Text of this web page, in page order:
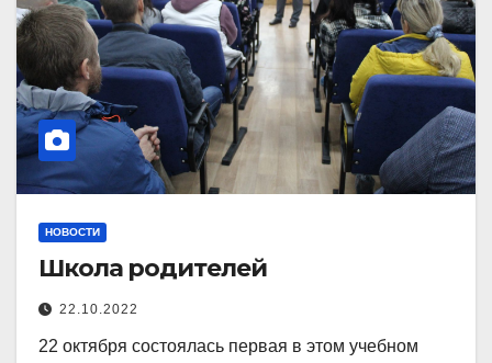
НОВОСТИ
Школа родителей
22.10.2022
22 октября состоялась первая в этом учебном